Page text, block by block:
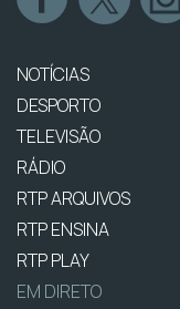
NOTÍCIAS
DESPORTO
TELEVISÃO
RÁDIO
RTP ARQUIVOS
RTP ENSINA
RTP PLAY
EM DIRETO